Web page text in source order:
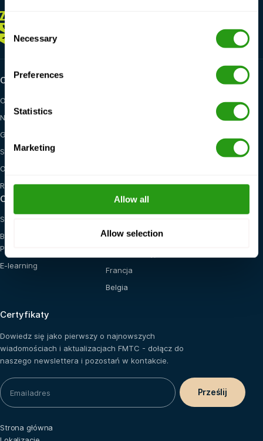
Consent
Selection
Necessary
Preferences
Statistics
Marketing
Allow all
Allow selection
ZAWSZE
training@fmtcsafety.com
Certifications
OPITO
NOGEPA
GWO
STCW
OSHA
Red Cross
Opcje szkoleniowe
Szkolenie na miejscu
Blended (E-learning +
Praktyka)
E-learning
Lokalizacje
Holandia
Francja
Belgia
Certyfikaty
Dowiedz się jako pierwszy o najnowszych
wiadomościach i aktualizacjach FMTC - dołącz do
naszego newslettera i pozostań w kontakcie.
Strona główna